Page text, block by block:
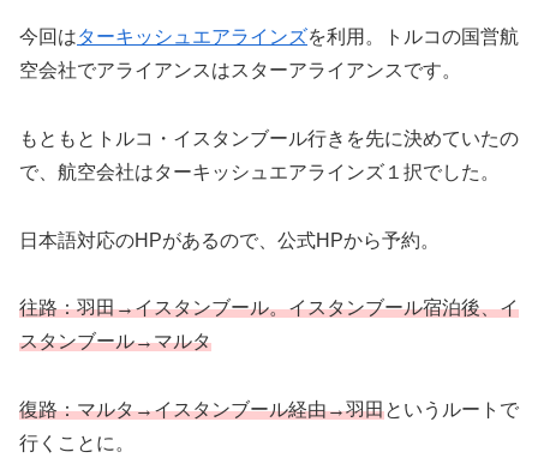
今回はターキッシュエアラインズを利用。トルコの国営航
空会社でアライアンスはスターアライアンスです。
もともとトルコ・イスタンブール行きを先に決めていたの
で、航空会社はターキッシュエアラインズ１択でした。
日本語対応のHPがあるので、公式HPから予約。
往路：羽田→イスタンブール。イスタンブール宿泊後、イ
スタンブール→マルタ
復路：マルタ→イスタンブール経由→羽田というルートで
行くことに。